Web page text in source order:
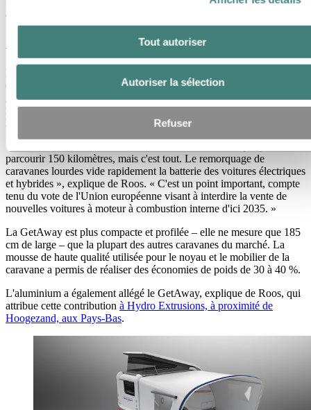
Tout autoriser
Autoriser la sélection
Refuser
avant-gardiste.
Allègement pour un remorquage facile
Le modèle GetAway d'Easy Caravanning, au look moderne, a été
conçu pour les véhicules électriques ou hybrides, selon le directeur
général Maarten de Roos. Il affirme que la caravane « devrait être
relativement facile à remorquer, même pour les voitures assez
légères ».
parcourir 150 kilomètres, mais c'est tout. Le remorquage de
caravanes lourdes vide rapidement la batterie des voitures électriques
et hybrides », explique de Roos. « C'est un point important, compte
tenu du vote de l'Union européenne visant à interdire la vente de
nouvelles voitures à moteur à combustion interne d'ici 2035. »
La GetAway est plus compacte et profilée – elle ne mesure que 185
cm de large – que la plupart des autres caravanes du marché. La
mousse de haute qualité utilisée pour le noyau et le mobilier de la
caravane a permis de réaliser des économies de poids de 30 à 40 %.
L'aluminium a également allégé le GetAway, explique de Roos, qui
attribue cette contribution à Hydro Extrusions, à proximité de
Hoogezand, aux Pays-Bas.